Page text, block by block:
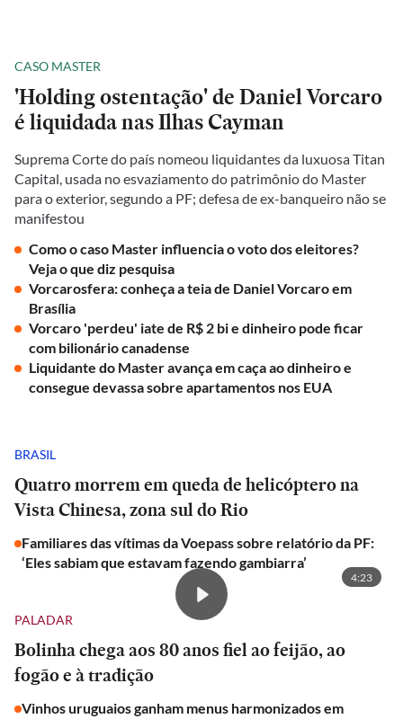
CASO MASTER
'Holding ostentação' de Daniel Vorcaro
é liquidada nas Ilhas Cayman
Suprema Corte do país nomeou liquidantes da luxuosa Titan
Capital, usada no esvaziamento do patrimônio do Master
para o exterior, segundo a PF; defesa de ex-banqueiro não se
manifestou
Como o caso Master influencia o voto dos eleitores?
Veja o que diz pesquisa
Vorcarosfera: conheça a teia de Daniel Vorcaro em
Brasília
Vorcaro 'perdeu' iate de R$ 2 bi e dinheiro pode ficar
com bilionário canadense
Liquidante do Master avança em caça ao dinheiro e
consegue devassa sobre apartamentos nos EUA
BRASIL
Quatro morrem em queda de helicóptero na
Vista Chinesa, zona sul do Rio
Familiares das vítimas da Voepass sobre relatório da PF:
‘Eles sabiam que estavam fazendo gambiarra’
4:23
PALADAR
Bolinha chega aos 80 anos fiel ao feijão, ao
fogão e à tradição
Vinhos uruguaios ganham menus harmonizados em